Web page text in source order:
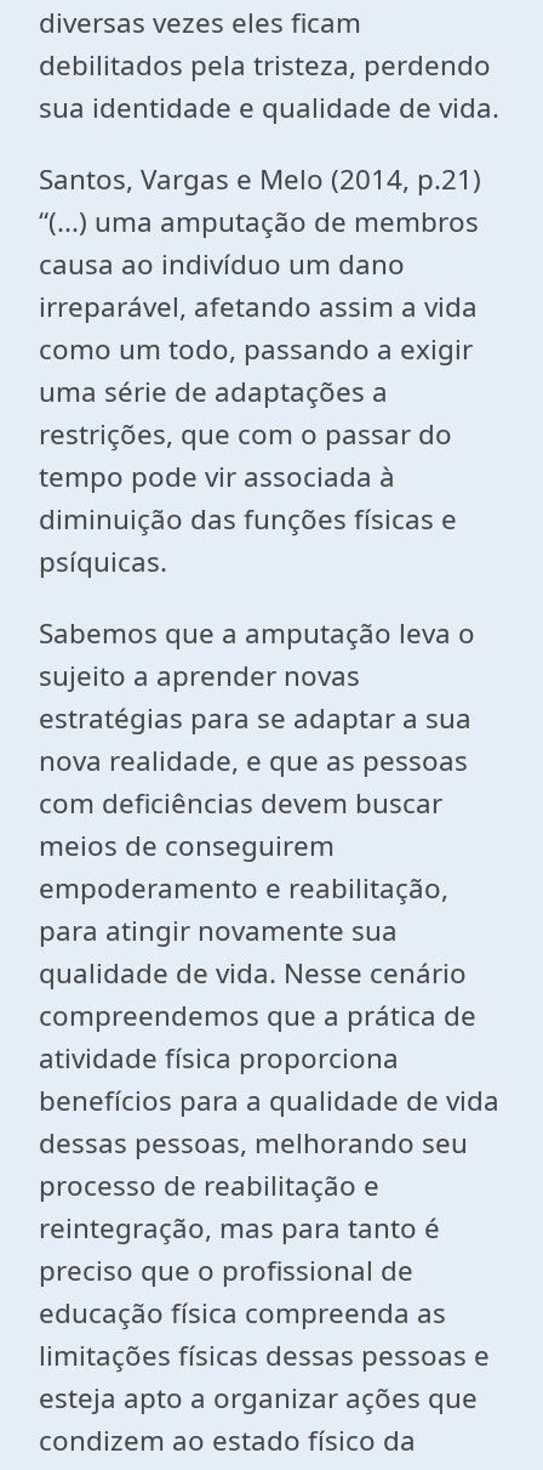
diversas vezes eles ficam
debilitados pela tristeza, perdendo
sua identidade e qualidade de vida.
Santos, Vargas e Melo (2014, p.21)
“(...) uma amputação de membros
causa ao indivíduo um dano
irreparável, afetando assim a vida
como um todo, passando a exigir
uma série de adaptações a
restrições, que com o passar do
tempo pode vir associada à
diminuição das funções físicas e
psíquicas.
Sabemos que a amputação leva o
sujeito a aprender novas
estratégias para se adaptar a sua
nova realidade, e que as pessoas
com deficiências devem buscar
meios de conseguirem
empoderamento e reabilitação,
para atingir novamente sua
qualidade de vida. Nesse cenário
compreendemos que a prática de
atividade física proporciona
benefícios para a qualidade de vida
dessas pessoas, melhorando seu
processo de reabilitação e
reintegração, mas para tanto é
preciso que o profissional de
educação física compreenda as
limitações físicas dessas pessoas e
esteja apto a organizar ações que
condizem ao estado físico da